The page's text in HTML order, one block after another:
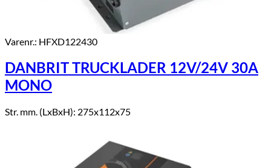
Varenr.: HFXD122430
DANBRIT TRUCKLADER 12V/24V 30A
MONO
Str. mm. (LxBxH): 275x112x75